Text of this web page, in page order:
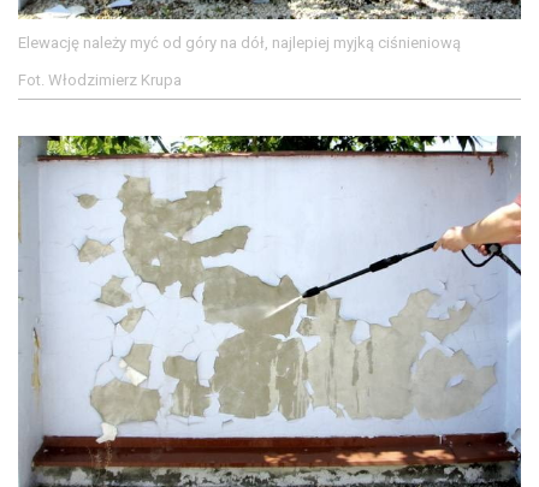
Elewację należy myć od góry na dół, najlepiej myjką ciśnieniową
Fot. Włodzimierz Krupa